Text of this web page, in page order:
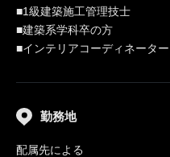
■1級建築施工管理技士
■建築系学科卒の方
■インテリアコーディネーター
勤務地
配属先による